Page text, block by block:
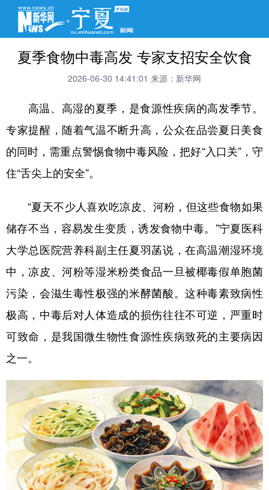
夏季食物中毒高发 专家支招安全饮食
2026-06-30 14:41:01 来源：新华网
高温、高湿的夏季，是食源性疾病的高发季节。
专家提醒，随着气温不断升高，公众在品尝夏日美食
的同时，需重点警惕食物中毒风险，把好“入口关”，守
住“舌尖上的安全”。
“夏天不少人喜欢吃凉皮、河粉，但这些食物如果
储存不当，容易发生变质，诱发食物中毒。”宁夏医科
大学总医院营养科副主任夏羽菡说，在高温潮湿环境
中，凉皮、河粉等湿米粉类食品一旦被椰毒假单胞菌
污染，会滋生毒性极强的米酵菌酸。这种毒素致病性
极高，中毒后对人体造成的损伤往往不可逆，严重时
可致命，是我国微生物性食源性疾病致死的主要病因
之一。